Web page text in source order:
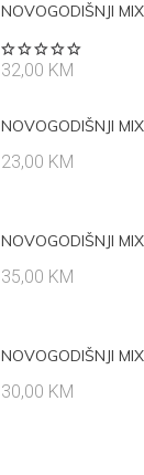
NOVOGODIŠNJI
5.00out
32,00 KM
NOVOGODIŠNJI
23,00 KM
NOVOGODIŠNJI
35,00 KM
NOVOGODIŠNJI
30,00 KM